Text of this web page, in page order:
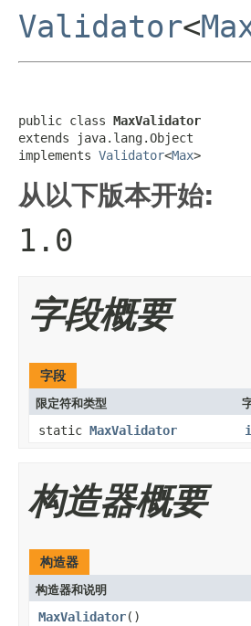
Validator<
public class MaxValidator
extends java.lang.Object
implements Validator<Max>
从以下版本开始:
1.0
字段概要
字段
限定符和类型
static MaxValidator
构造器概要
构造器
构造器和说明
MaxValidator()